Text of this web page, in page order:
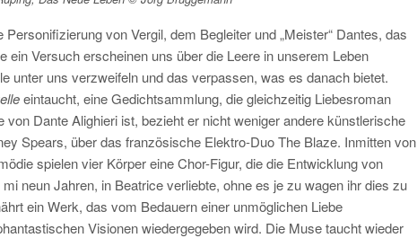
von Vergil, dem Begleiter und „Meister“ Dantes, das
ein Versuch erscheinen uns über die Leere in unserem Leben
unter uns verzweifeln und das verpassen, was es danach bietet.
eintaucht, eine Gedichtsammlung, die gleichzeitig Liebesroman
Dante Alighieri ist, bezieht er nicht weniger andere künstlerische
Spears, über das französische Elektro-Duo The Blaze. Inmitten von
spielen vier Körper eine Chor-Figur, die die Entwicklung von
neun Jahren, in Beatrice verliebte, ohne es je zu wagen ihr dies zu
ein Werk, das vom Bedauern einer unmöglichen Liebe
Visionen wiedergegeben wird. Die Muse taucht wieder